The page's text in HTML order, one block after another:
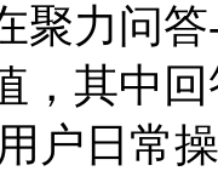
聚力问
，其中
户日常